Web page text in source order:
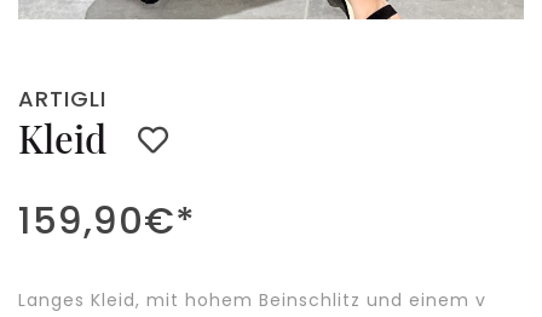
ARTIGLI
Kleid
159,90€*
Langes Kleid, mit hohem Beinschlitz und einem v